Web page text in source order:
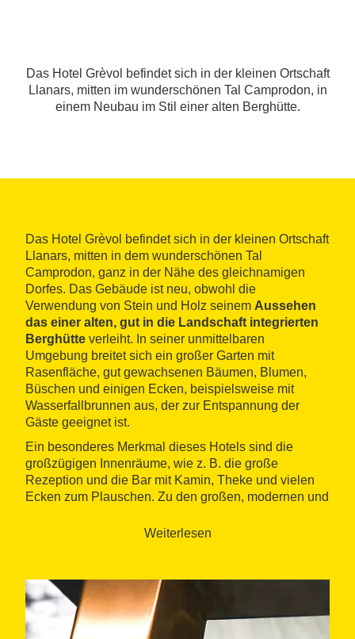
Das Hotel Grèvol befindet sich in der kleinen Ortschaft
Llanars, mitten im wunderschönen Tal Camprodon, in
einem Neubau im Stil einer alten Berghütte.
Das Hotel Grèvol befindet sich in der kleinen Ortschaft
Llanars, mitten in dem wunderschönen Tal
Camprodon, ganz in der Nähe des gleichnamigen
Dorfes. Das Gebäude ist neu, obwohl die
Verwendung von Stein und Holz seinem Aussehen
das einer alten, gut in die Landschaft integrierten
Berghütte verleiht. In seiner unmittelbaren
Umgebung breitet sich ein großer Garten mit
Rasenfläche, gut gewachsenen Bäumen, Blumen,
Büschen und einigen Ecken, beispielsweise mit
Wasserfallbrunnen aus, der zur Entspannung der
Gäste geeignet ist.
Ein besonderes Merkmal dieses Hotels sind die
großzügigen Innenräume, wie z. B. die große
Rezeption und die Bar mit Kamin, Theke und vielen
Ecken zum Plauschen. Zu den großen, modernen und
Doppelzimmer, sechs Spezialzimmer mit
Terrasse. Das Restaurant bietet eine gut dargebotene
Küche, die auf der Qualität der Zutaten basiert. Zu den
Leistungen des Hotels zählen u. a. die
Wassertherapien (Hydromassagen, Sauna,
Weiterlesen